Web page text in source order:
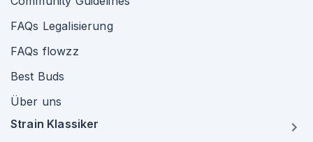
FAQs Legalisierung
FAQs flowzz
Best Buds
Über uns
Strain Klassiker